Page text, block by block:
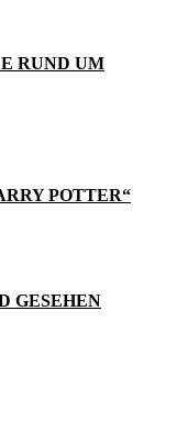
RUND UM
POTTER“
GESEHEN